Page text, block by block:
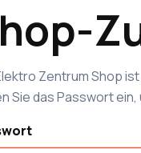
Zentrum Shop
Sie das Passwort